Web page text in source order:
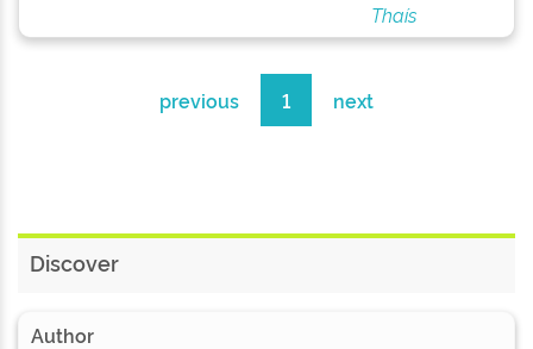
Thaís
previous 1 next
Discover
Author